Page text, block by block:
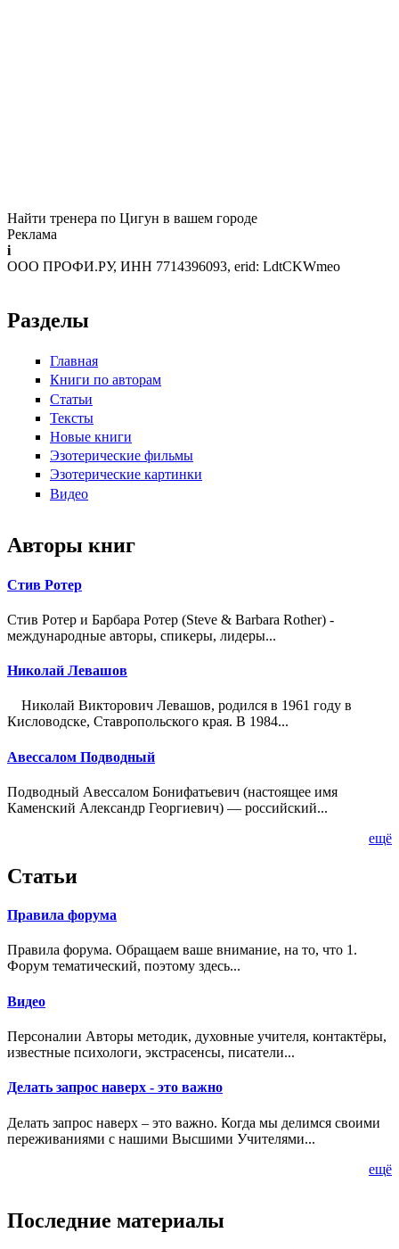
Найти тренера по Цигун в вашем городе
Реклама
i
ООО ПРОФИ.РУ, ИНН 7714396093, erid: LdtCKWmeo
Разделы
Главная
Книги по авторам
Статьи
Тексты
Новые книги
Эзотерические фильмы
Эзотерические картинки
Видео
Авторы книг
Стив Ротер
Стив Ротер и Барбара Ротер (Steve & Barbara Rother) -
международные авторы, спикеры, лидеры...
Николай Левашов
Николай Викторович Левашов, родился в 1961 году в
Кисловодске, Ставропольского края. В 1984...
Авессалом Подводный
Подводный Авессалом Бонифатьевич (настоящее имя
Каменский Александр Георгиевич) — российский...
ещё
Статьи
Правила форума
Правила форума. Обращаем ваше внимание, на то, что 1.
Форум тематический, поэтому здесь...
Видео
Персоналии Авторы методик, духовные учителя, контактёры,
известные психологи, экстрасенсы, писатели...
Делать запрос наверх - это важно
Делать запрос наверх – это важно. Когда мы делимся своими
переживаниями с нашими Высшими Учителями...
ещё
Последние материалы